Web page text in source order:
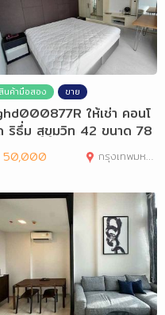
สินค้ามือสอง ขาย
ให้เช่า คอนโ
ริธึ่ม สุขุมวิท 42 ขนาด 78
ม
50,000 กรุงเทพมหานคร